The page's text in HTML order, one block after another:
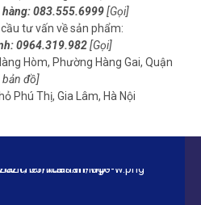
083.555.6999[Gọi]
tư vấn về sản phẩm:
0964.319.982[Gọi]
Hòm, Phường Hàng Gai, Quận
bản đồ]
Phú Thị, Gia Lâm, Hà Nội